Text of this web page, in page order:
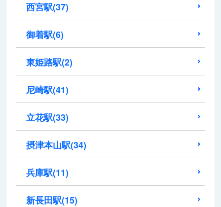
西宮駅(37)
御着駅(6)
東姫路駅(2)
尼崎駅(41)
立花駅(33)
摂津本山駅(34)
兵庫駅(11)
新長田駅(15)